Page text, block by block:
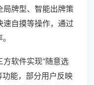
牌型、智能出牌策
速自摸等操作，通过
软件实现“随意选
功能，部分用户反映